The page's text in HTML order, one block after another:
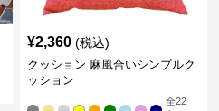
¥2,360 (税込)
クッション 麻風合いシンプルク
ッション
全22